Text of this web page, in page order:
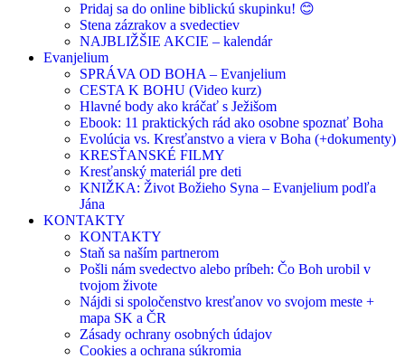
Pridaj sa do online biblickú skupinku! 😊
Stena zázrakov a svedectiev
NAJBLIŽŠIE AKCIE – kalendár
Evanjelium
SPRÁVA OD BOHA – Evanjelium
CESTA K BOHU (Video kurz)
Hlavné body ako kráčať s Ježišom
Ebook: 11 praktických rád ako osobne spoznať Boha
Evolúcia vs. Kresťanstvo a viera v Boha (+dokumenty)
KRESŤANSKÉ FILMY
Kresťanský materiál pre deti
KNIŽKA: Život Božieho Syna – Evanjelium podľa
Jána
KONTAKTY
KONTAKTY
Staň sa naším partnerom
Pošli nám svedectvo alebo príbeh: Čo Boh urobil v
tvojom živote
Nájdi si spoločenstvo kresťanov vo svojom meste +
mapa SK a ČR
Zásady ochrany osobných údajov
Cookies a ochrana súkromia